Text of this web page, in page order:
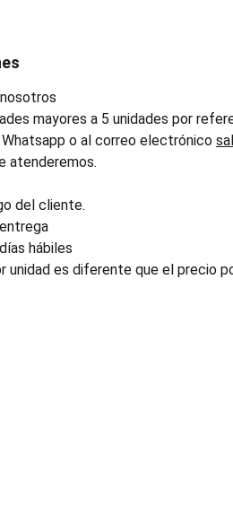
mayores a 5 unidades por
o al correo electrónico
atenderemos.
del cliente.
hábiles
unidad es diferente que el precio